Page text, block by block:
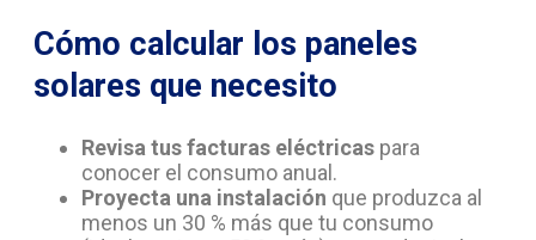
Cómo calcular los paneles
solares que necesito
Revisa tus facturas eléctricas para
conocer el consumo anual.
Proyecta una instalación que produzca al
menos un 30 % más que tu consumo